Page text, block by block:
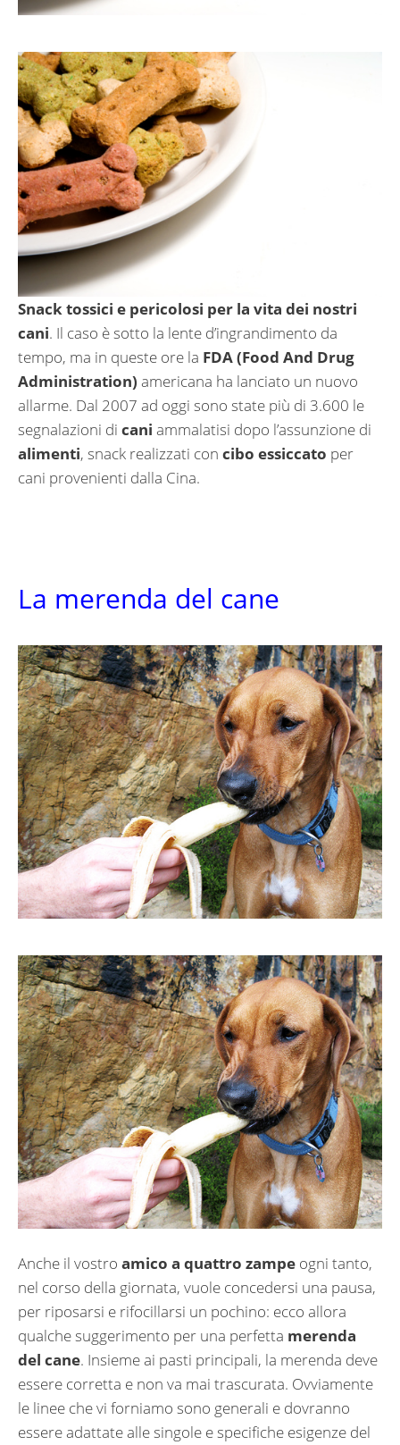
Snack tossici e pericolosi per la vita dei nostri
cani. Il caso è sotto la lente d’ingrandimento da
tempo, ma in queste ore la FDA (Food And Drug
Administration) americana ha lanciato un nuovo
allarme. Dal 2007 ad oggi sono state più di 3.600 le
segnalazioni di cani ammalatisi dopo l’assunzione di
alimenti, snack realizzati con cibo essiccato per
cani provenienti dalla Cina.
La merenda del cane
Anche il vostro amico a quattro zampe ogni tanto,
nel corso della giornata, vuole concedersi una pausa,
per riposarsi e rifocillarsi un pochino: ecco allora
qualche suggerimento per una perfetta merenda
del cane. Insieme ai pasti principali, la merenda deve
essere corretta e non va mai trascurata. Ovviamente
le linee che vi forniamo sono generali e dovranno
essere adattate alle singole e specifiche esigenze del